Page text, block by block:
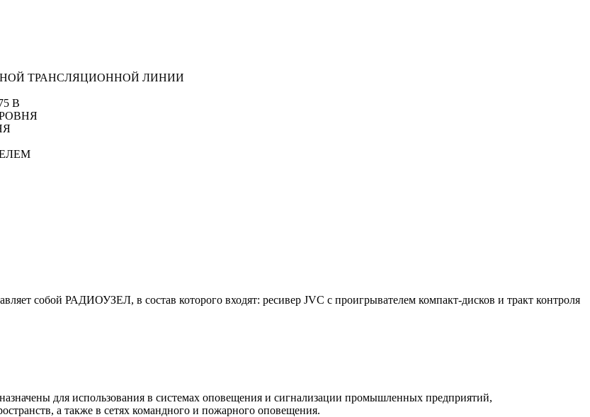
ТРАНСЛЯЦИОННОЙ ЛИНИИ
В
собой РАДИОУЗЕЛ, в состав которого входят: ресивер JVC с проигрывателем компакт-дисков и тракт контроля
для использования в системах оповещения и сигнализации промышленных предприятий,
а также в сетях командного и пожарного оповещения.